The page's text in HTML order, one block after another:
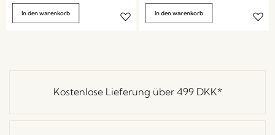
In den warenkorb In den warenkorb
Kostenlose Lieferung über 499 DKK*